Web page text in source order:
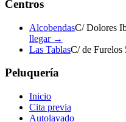
Centros
AlcobendasC/ Dolores
llegar →
Las TablasC/ de Furelos
Peluquería
Inicio
Cita previa
Autolavado